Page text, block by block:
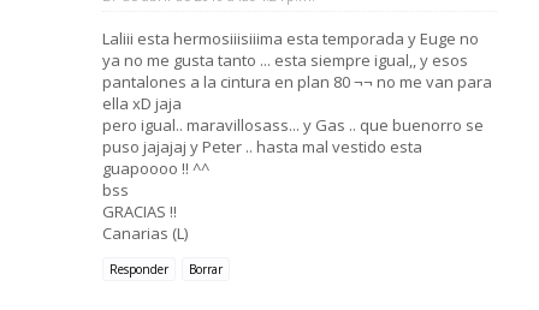
Laliii esta hermosiiisiiima esta temporada y Euge no
ya no me gusta tanto ... esta siempre igual,, y esos
pantalones a la cintura en plan 80 ¬¬ no me van para
ella xD jaja
pero igual.. maravillosass... y Gas .. que buenorro se
puso jajajaj y Peter .. hasta mal vestido esta
guapoooo !! ^^
bss
GRACIAS !!
Canarias (L)
Responder Borrar